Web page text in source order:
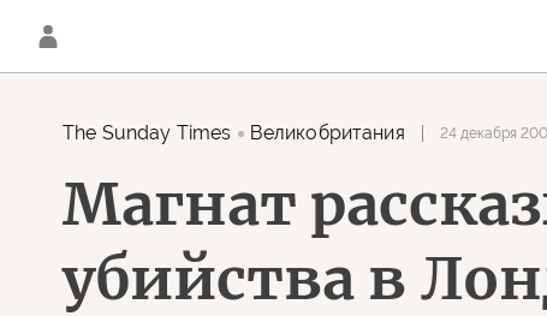
The Sunday Times Великобритания 24 декабря
Магнат
убийства в